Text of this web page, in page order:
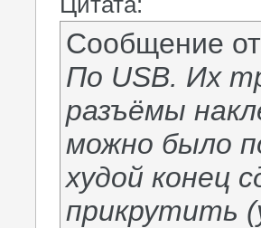
Сообщение
По USB. Их
разъёмы
можно было
худой конец
прикрутить